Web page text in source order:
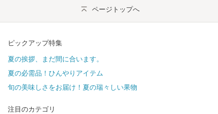
ページトップへ
ピックアップ特集
夏の挨拶、まだ間に合います。
夏の必需品！ひんやりアイテム
旬の美味しさをお届け！夏の瑞々しい果物
注目のカテゴリ